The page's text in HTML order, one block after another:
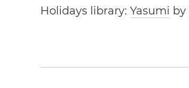
Holidays library:Yasumi by